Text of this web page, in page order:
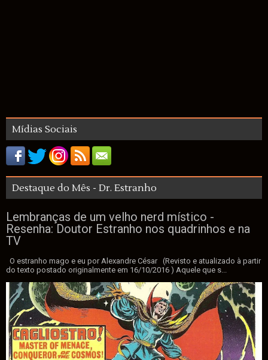
Mídias Sociais
Destaque do Mês - Dr. Estranho
Lembranças de um velho nerd místico -
Resenha: Doutor Estranho nos quadrinhos e na
TV
O estranho mago e eu por Alexandre César (Revisto e atualizado à partir
do texto postado originalmente em 16/10/2016 ) Aquele que s...